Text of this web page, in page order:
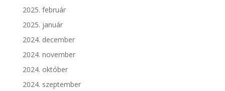
2025. február
2025. január
2024. december
2024. november
2024. október
2024. szeptember